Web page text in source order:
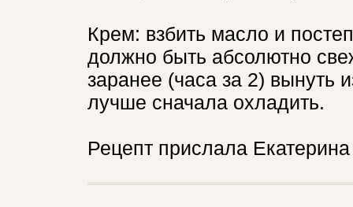
Крем: взбить масло и
должно быть абсолютно
заранее (часа за 2) вынуть
лучше сначала охладить.
Рецепт прислала